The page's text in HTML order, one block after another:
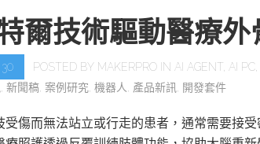
爾技術驅動醫療
POSTED BY MAKERPRO IN AI AGENT AI PC
新聞稿 案例研究 機器人 產品新訊 開發套件
受傷而無法站立或行走的患者，通常需要接